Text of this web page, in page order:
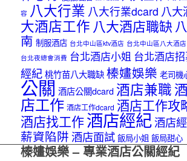
容 八大行業 八大行業dcard 八大
大酒店工作 八大酒店職缺
南 制服酒店 台北中山區ktv酒店 台北中山區八大酒店
台北夜總會消費 台北酒店小姐 台北酒店
經紀 桃竹苗八大職缺 榛嫿娛樂 老司機
公關 酒店公關dcard 酒店兼職
店工作 酒店工作dcard 酒店工作攻
酒店找工作酒店經紀酒店
薪資陷阱酒店面試 飯局小姐 飯局甜心
榛嫿娛樂 – 專業酒店公關經紀